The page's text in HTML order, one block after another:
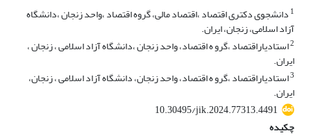
1 دانشجوی دکتری اقتصاد ،اقتصاد مالی، گروه اقتصاد ،واحد زنجان ،دانشگاه
آزاد اسلامی، زنجان، ایران.
2استادیاراقتصاد ،گرو ه اقتصاد، واحد زنجان ،دانشگاه آزاد اسلامی ، زنجان ،
ایران.
3استادیاراقتصاد ،گرو ه اقتصاد، واحد زنجان، دانشگاه آزاد اسلامی ، زنجان،
ایران.
10.30495/jik.2024.77313.4491
چکیده